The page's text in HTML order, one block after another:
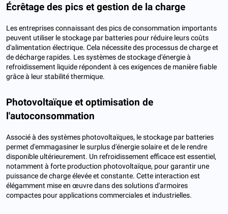
Écrêtage des pics et gestion de la charge
Les entreprises connaissant des pics de consommation importants
peuvent utiliser le stockage par batteries pour réduire leurs coûts
d'alimentation électrique. Cela nécessite des processus de charge et
de décharge rapides. Les systèmes de stockage d'énergie à
refroidissement liquide répondent à ces exigences de manière fiable
grâce à leur stabilité thermique.
Photovoltaïque et optimisation de
l'autoconsommation
Associé à des systèmes photovoltaïques, le stockage par batteries
permet d'emmagasiner le surplus d'énergie solaire et de le rendre
disponible ultérieurement. Un refroidissement efficace est essentiel,
notamment à forte production photovoltaïque, pour garantir une
puissance de charge élevée et constante. Cette interaction est
élégamment mise en œuvre dans des solutions d'armoires
compactes pour applications commerciales et industrielles.